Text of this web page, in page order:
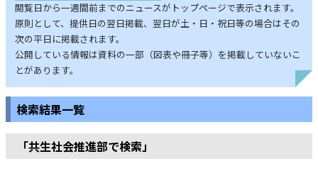
閲覧日から一週間前までのニュースがトップページで表示されます。
原則として、提供日の翌日掲載、翌日が土・日・祝日等の場合はその
次の平日に掲載されます。
公開している情報は資料の一部（図表や冊子等）を掲載していないこ
とがあります。
検索結果一覧
「共生社会推進部で検索」